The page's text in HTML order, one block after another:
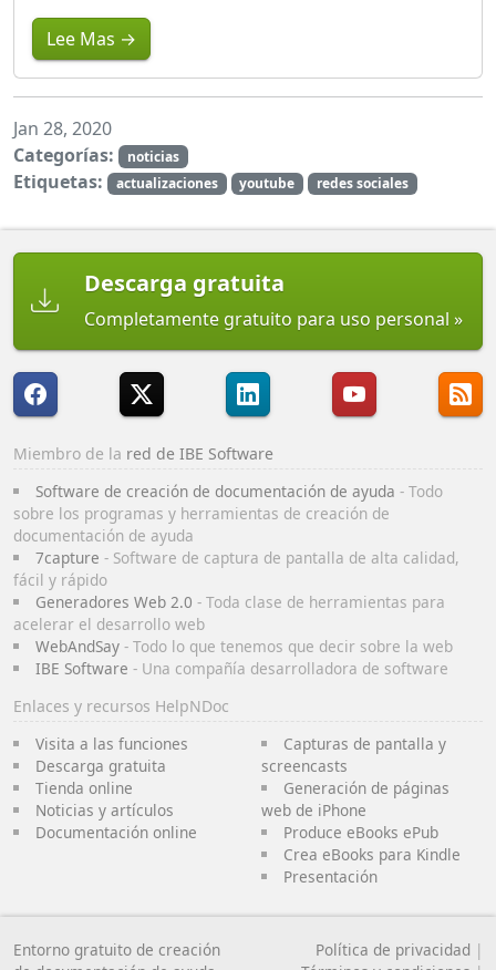
Lee Mas →
Jan 28, 2020
Categorías:
noticias
Etiquetas: actualizaciones youtube redes sociales
Descarga gratuita
Completamente gratuito para uso personal
Miembro de la red de IBE Software
Software de creación de documentación de ayuda - Todo
sobre los programas y herramientas de creación de
documentación de ayuda
7capture - Software de captura de pantalla de alta calidad,
fácil y rápido
Generadores Web 2.0 - Toda clase de herramientas para
acelerar el desarrollo web
WebAndSay- Todo lo que tenemos que decir sobre la web
IBE Software - Una compañía desarrolladora de software
Enlaces y recursos HelpNDoc
Visita a las funciones
Descarga gratuita
Tienda online
Noticias y artículos
Documentación online
Capturas de pantalla y
screencasts
Generación de páginas
web de iPhone
Produce eBooks ePub
Crea eBooks para Kindle
Presentación
Entorno gratuito de creación
Política de privacidad |